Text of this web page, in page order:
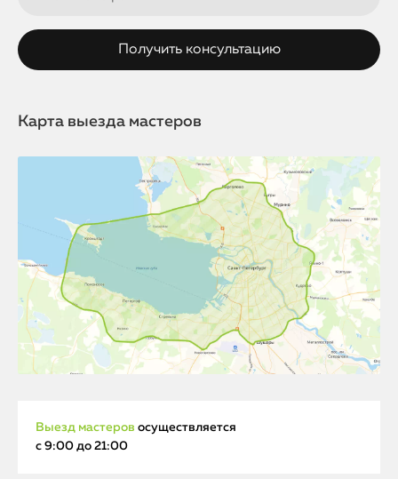
Карта выезда мастеров
Выезд мастеров осуществляется
с 9:00 до 21:00